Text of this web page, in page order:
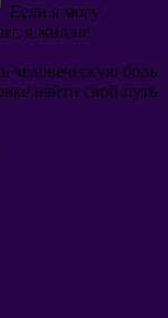
Если я могу
, я жил не
человеческую боль
найти свой путь